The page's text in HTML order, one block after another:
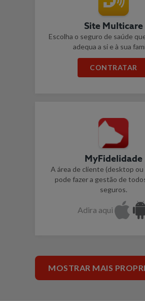
Site Multicare
Escolha o seguro de saúde
adequa a si e à sua
CONTRATAR
MyFidelidade
A área de cliente (desktop ou
pode fazer a gestão de
seguros.
Adira aqui
MOSTRAR MAIS